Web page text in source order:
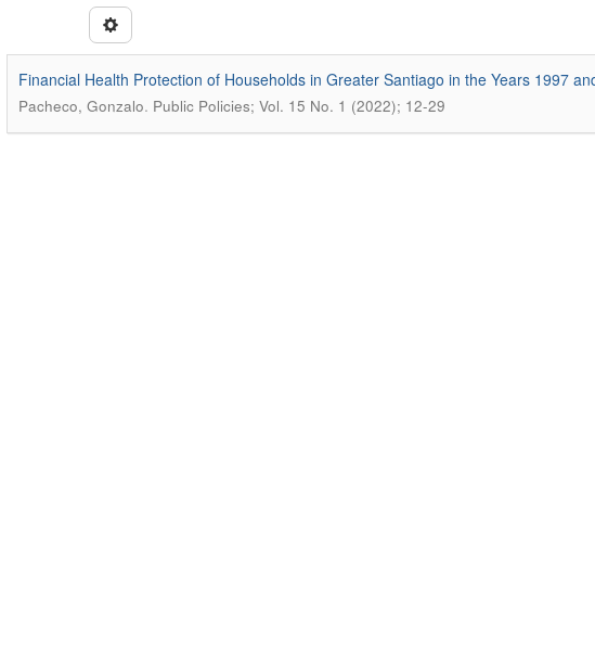
Financial Health Protection of Households in Greater Santiago in the Years 1997
Pacheco, Gonzalo. Public Policies; Vol. 15 No. 1 (2022); 12-29